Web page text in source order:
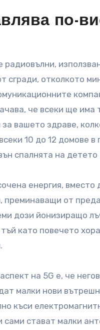
по-
сгради, отколкото
че всеки ще
вашето здраве,
10 до 12 домове
спалнята на детето
енергия,
преминаващи от
дози йонизиращо
като повечето
на 5G е, че
малки нови
къси
стават малки